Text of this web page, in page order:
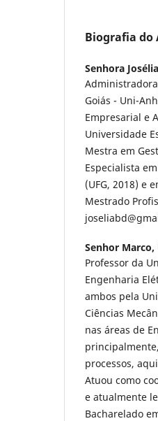
Biografia do
Senhora
Goiás - Uni-
Empresarial e
Universidade
Mestra em
Especialista
(UFG, 2018) e
Mestrado
Senhor Marco,
Professor da
Engenharia
ambos pela
Ciências
nas áreas de
processos,
Atuou como
e atualmente
Bacharelado